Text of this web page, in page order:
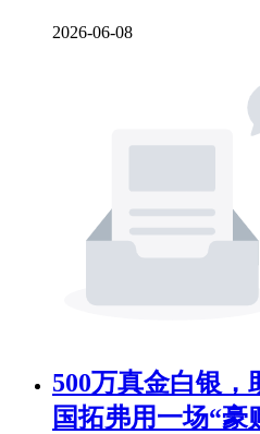
2026-06-08
500万真金白银
国拓弗用一场“豪